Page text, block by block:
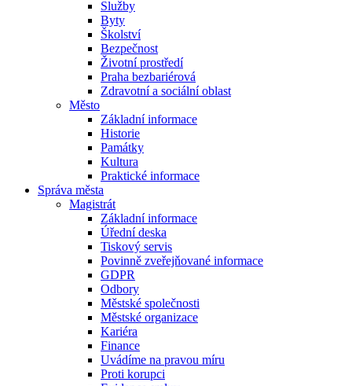
Služby
Byty
Školství
Bezpečnost
Životní prostředí
Praha bezbariérová
Zdravotní a sociální oblast
Město
Základní informace
Historie
Památky
Kultura
Praktické informace
Správa města
Magistrát
Základní informace
Úřední deska
Tiskový servis
Povinně zveřejňované informace
GDPR
Odbory
Městské společnosti
Městské organizace
Kariéra
Finance
Uvádíme na pravou míru
Proti korupci